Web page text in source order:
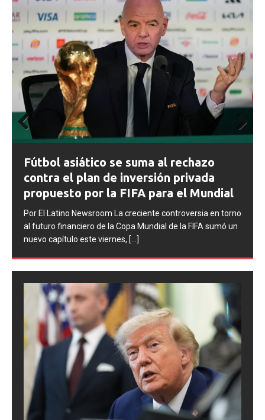
FIFA abre expedientes disciplinarios
contra Argentina tras los incidentes en
la final del Mundial 2026
Por El Latino Newsroom La FIFA inició una serie de
procesos disciplinarios contra la Asociación del Fútbol
Argentino (AFA), cuatro integrantes de la selección
argentina
Prev